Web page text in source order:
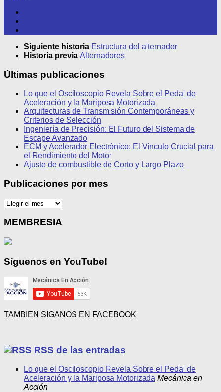
Siguiente historia Estructura del alternador
Historia previa Alternadores
Últimas publicaciones
Lo que el Osciloscopio Revela Sobre el Pedal de
Aceleración y la Mariposa Motorizada
Arquitecturas de Transmisión Contemporáneas y
Criterios de Selección
Ingeniería de Precisión: El Futuro del Sistema de
Escape Avanzado
ECM y Acelerador Electrónico: El Vínculo Crucial para
el Rendimiento del Motor
Ajuste de combustible de Corto y Largo Plazo
Publicaciones por mes
Publicaciones
mes
MEMBRESIA
Síguenos en YouTube!
TAMBIEN SIGANOS EN FACEBOOK
RSS de las entradas
Lo que el Osciloscopio Revela Sobre el Pedal de
Aceleración y la Mariposa Motorizada Mecánica en
Acción